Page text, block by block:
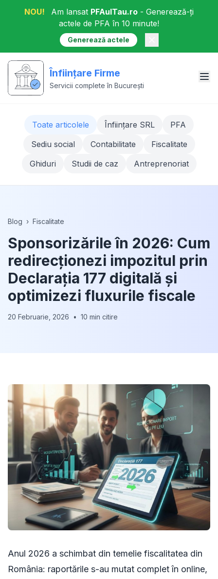
NOU! Am lansat PFAulTau.ro - Generează-ți
actele de PFA în 10 minute!
Generează actele
Înființare Firme
Servicii complete în București
Toate articolele Înființare SRL
PFA
Sediu social
Contabilitate
Fiscalitate
Ghiduri
Studii de caz Antreprenoriat
Blog › Fiscalitate
Sponsorizările în 2026: Cum
redirecționezi impozitul prin
Declarația 177 digitală și
optimizezi fluxurile fiscale
20 Februarie, 2026 • 10 min citire
Anul 2026 a schimbat din temelie fiscalitatea din
România: raportările s-au mutat complet în online,